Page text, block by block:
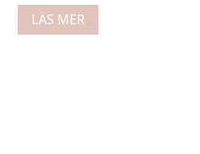
LÄS MER